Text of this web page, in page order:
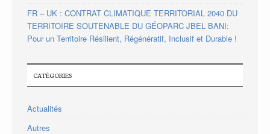
FR – UK : CONTRAT CLIMATIQUE TERRITORIAL 2040 DU
TERRITOIRE SOUTENABLE DU GÉOPARC JBEL BANI:
Pour un Territoire Résilient, Régénératif, Inclusif et Durable !
CATÉGORIES
Actualités
Autres